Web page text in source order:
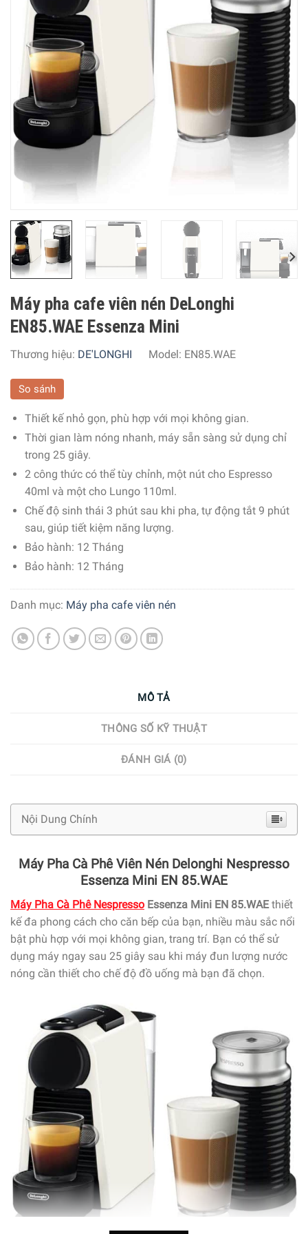
Máy pha cafe viên nén DeLonghi
EN85.WAE Essenza Mini
Thương hiệu: DE'LONGHI Model: EN85.WAE
So sánh
Thiết kế nhỏ gọn, phù hợp với mọi không gian.
Thời gian làm nóng nhanh, máy sẵn sàng sử dụng chỉ
trong 25 giây.
2 công thức có thể tùy chỉnh, một nút cho Espresso
40ml và một cho Lungo 110ml.
Chế độ sinh thái 3 phút sau khi pha, tự động tắt 9 phút
sau, giúp tiết kiệm năng lượng.
Bảo hành: 12 Tháng
Bảo hành: 12 Tháng
Danh mục: Máy pha cafe viên nén
MÔ TẢ
THÔNG SỐ KỸ THUẬT
ĐÁNH GIÁ (0)
Nội Dung Chính
Máy Pha Cà Phê Viên Nén Delonghi Nespresso
Essenza Mini EN 85.WAE
Máy Pha Cà Phê Nespresso Essenza Mini EN 85.WAEthiết
kế đa phong cách cho căn bếp của bạn, nhiều màu sắc nổi
bật phù hợp với mọi không gian, trang trí. Bạn có thể sử
dụng máy ngay sau 25 giây sau khi máy đun lượng nước
nóng cần thiết cho chế độ đồ uống mà bạn đã chọn.